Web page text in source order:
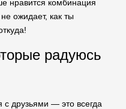
нравится комбинация
ожидает, как ты
радуюсь
с друзьями — это всегда